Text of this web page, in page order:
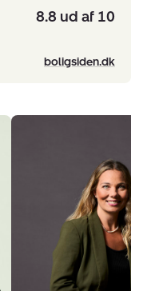
8.8 ud af 10
boligsiden.dk